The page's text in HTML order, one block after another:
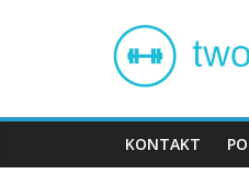
Twój
KONTAKT